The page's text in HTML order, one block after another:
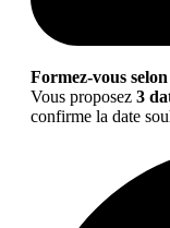
Formez-vous
Vous proposez 3
confirme la date